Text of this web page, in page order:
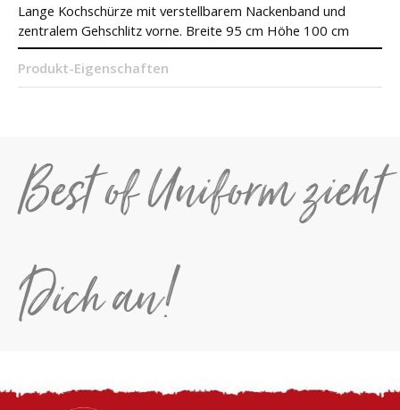
Lange Kochschürze mit verstellbarem Nackenband und
zentralem Gehschlitz vorne. Breite 95 cm Höhe 100 cm
Produkt-Eigenschaften
Best of Uniform zieht
Dich an!